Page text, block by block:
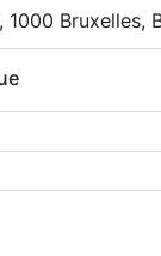
Bruxelles,